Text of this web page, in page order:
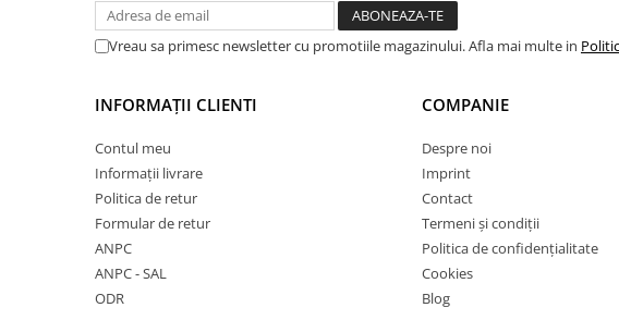
Vreau sa primesc newsletter cu promotiile magazinului. Afla mai multe in
INFORMAȚII CLIENTI
Contul meu
Informații livrare
Politica de retur
Formular de retur
ANPC
ANPC - SAL
ODR
COMPANIE
Despre noi
Imprint
Contact
Termeni și condiții
Politica de confidențialitate
Cookies
Blog